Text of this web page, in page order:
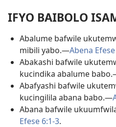
IFYO BAIBOLO
Abalume bafwile
mibili yabo.—Abena
Abakashi bafwile
kucindika abalume
Abafyashi bafwile
kucingilila abana babo.—
Abana bafwile
Efese 6:1-3.